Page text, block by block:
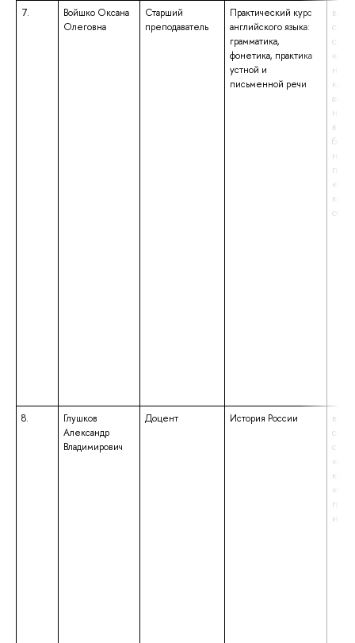
7.
Войшко Оксана
Олеговна
Старший
преподаватель
Практический курс
английского языка:
грамматика,
фонетика, практика
устной и
письменной речи
8.
Глушков
Александр
Владимирович
Доцент История России